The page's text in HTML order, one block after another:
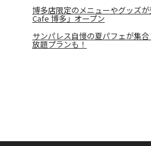
博多店限定のメニューやグッズ
Cafe 博多」オープン
サンパレス自慢の夏パフェが集
放題プランも！